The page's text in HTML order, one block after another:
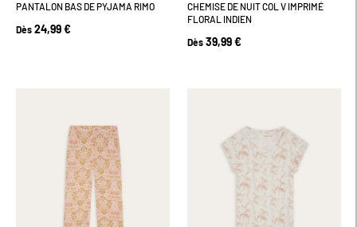
PANTALON BAS DE PYJAMA RIMO
Dès 24,99 €
CHEMISE DE NUIT COL V IMPRIMÉ
FLORAL INDIEN
Dès 39,99 €